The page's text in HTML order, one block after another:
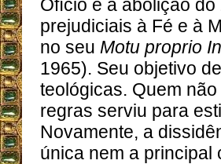
Ofício e a abolição do
prejudiciais à Fé e à
no seu Motu proprio
1965). Seu objetivo
teológicas. Quem
regras serviu para
Novamente, a
única nem a principal